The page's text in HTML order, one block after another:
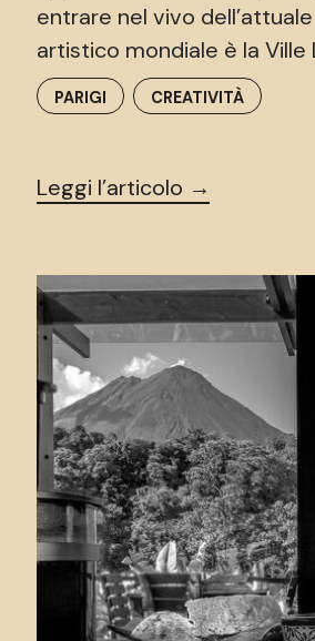
entrare nel vivo
artistico mondiale è la Ville
PARIGI CREATIVITÀ
Leggi l’articolo →